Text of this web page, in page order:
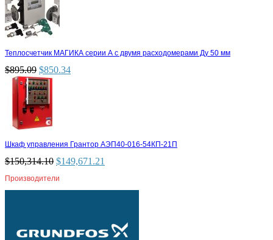
Теплосчетчик МАГИКА серии А с двумя расходомерами Ду 50 мм
$895.09 $850.34
Шкаф управления Грантор АЭП40-016-54КП-21П
$150,314.10 $149,671.21
Производители